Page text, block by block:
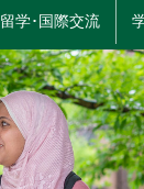
留学･国際交流